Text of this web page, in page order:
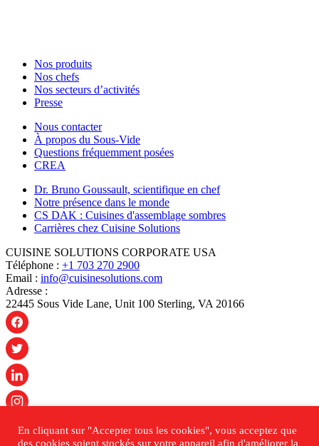
Nos produits
Nos chefs
Nos secteurs d’activités
Presse
Nous contacter
À propos du Sous-Vide
Questions fréquemment posées
CREA
Dr. Bruno Goussault, scientifique en chef
Notre présence dans le monde
CS DAK : Cuisines d'assemblage sombres
Carrières chez Cuisine Solutions
CUISINE SOLUTIONS CORPORATE USA
Téléphone : +1 703 270 2900
Email : info@cuisinesolutions.com
Adresse :
22445 Sous Vide Lane, Unit 100 Sterling, VA 20166
En cliquant sur "Accepter tous les cookies", vous acceptez que
des cookies soient stockés sur votre appareil afin d'améliorer la